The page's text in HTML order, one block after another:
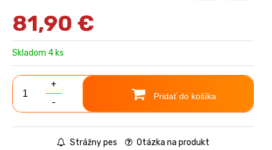
81,90 €
Skladom 4 ks
+
-
Pridať do košíka
Strážny pes Otázka na produkt